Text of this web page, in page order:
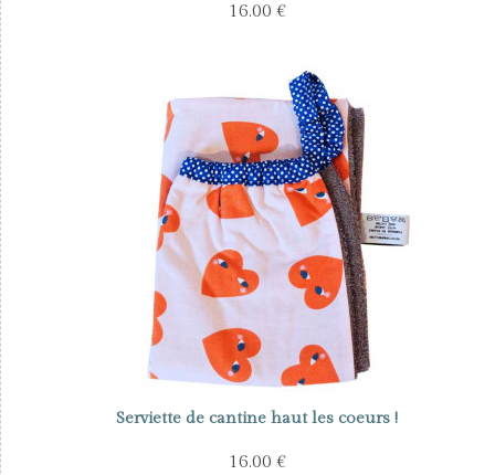
16.00 €
Serviette de cantine haut les coeurs !
16.00 €